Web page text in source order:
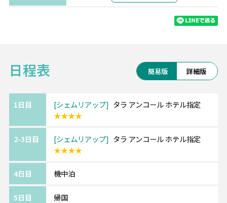
有名なアンコールワットは1992年に世界遺産
また、プノンバケン寺院は夕日が綺麗に見え
るスポットとして人気です。
■タラ アンコール ホテル
テル。
アンコールワットへ続く道沿いに位置し、遺
遺跡観光の拠点におすすめのホテルです。
日程表 簡易版 詳細版
1日目 シェムリアップ
タラ アンコール ホテル指定
★★★★
2-3日目 シェムリアップ
タラ アンコール ホテル指定
★★★★
4日目 機中泊
5日目 帰国